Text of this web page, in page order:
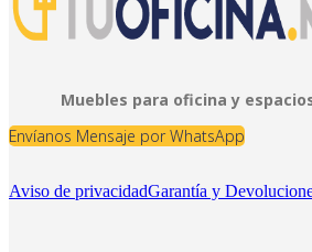
Muebles para oficina y
Envíanos Mensaje por WhatsApp
Aviso de privacidadGarantía y